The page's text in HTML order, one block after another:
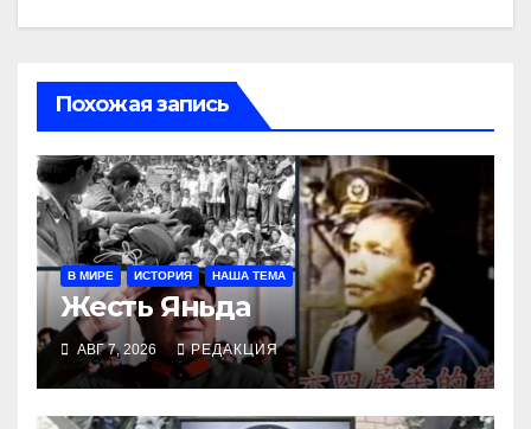
Похожая запись
В МИРЕ ИСТОРИЯ НАША ТЕМА
Жесть Яньда
АВГ 7, 2026 РЕДАКЦИЯ